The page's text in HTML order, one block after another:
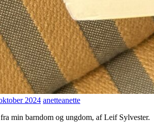
2024 anetteanette
min barndom og ungdom, af Leif Sylvester.